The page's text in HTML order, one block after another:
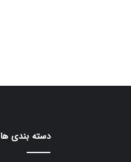
دسته بندی ها